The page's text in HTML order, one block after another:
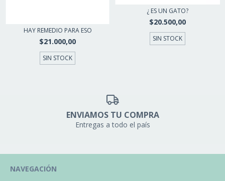
HAY REMEDIO PARA ESO
$21.000,00
SIN STOCK
¿ ES UN GATO?
$20.500,00
SIN STOCK
ENVIAMOS TU COMPRA
Entregas a todo el país
NAVEGACIÓN